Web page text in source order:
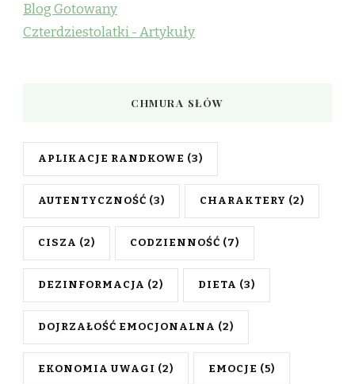
Blog Gotowany
Czterdziestolatki - Artykuły
CHMURA SŁÓW
APLIKACJE RANDKOWE (3)
AUTENTYCZNOŚĆ (3) CHARAKTERY (2)
CISZA (2) CODZIENNOŚĆ (7)
DEZINFORMACJA (2) DIETA (3)
DOJRZAŁOŚĆ EMOCJONALNA (2)
EKONOMIA UWAGI (2) EMOCJE (5)